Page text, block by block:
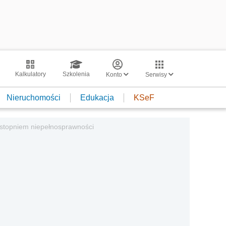
Kalkulatory Szkolenia Konto Serwisy
Nieruchomości Edukacja KSeF
niepełnosprawności